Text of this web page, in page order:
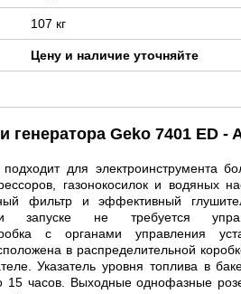
107 кг
Цену и наличие уточняйте
генератора Geko 7401 ED -
для электроинструмента
газонокосилок и водяных
фильтр и эффективный
не требуется
с органами управления
в распределительной
Указатель уровня топлива в
15 часов. Выходные однофазные